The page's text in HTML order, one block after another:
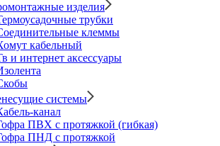
изделия
трубки
клеммы
кабельный
и интернет аксессуары
системы
канал
ПВХ с протяжкой (гибкая)
ПНД с протяжкой